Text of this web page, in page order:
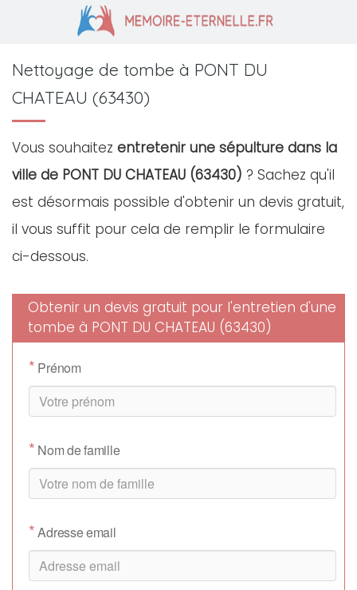
Nettoyage de tombe à PONT DU
CHATEAU (63430)
Vous souhaitez entretenir une sépulture dans la
ville de PONT DU CHATEAU (63430) ? Sachez qu'il
est désormais possible d'obtenir un devis gratuit,
il vous suffit pour cela de remplir le formulaire
ci-dessous.
Obtenir un devis gratuit pour l'entretien d'une
tombe à PONT DU CHATEAU (63430)
* Prénom
* Nom de famille
*Adresse email